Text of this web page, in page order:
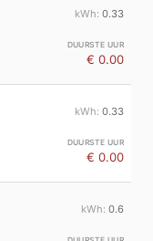
0.33
€ 0.00
0.33
€ 0.00
0.6